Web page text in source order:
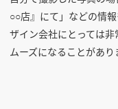
○○店』にて」などの情
ザイン会社にとっては
ムーズになることがあり